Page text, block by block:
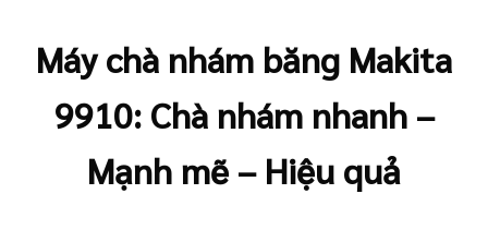
Máy chà nhám băng Makita
9910: Chà nhám nhanh –
Mạnh mẽ – Hiệu quả